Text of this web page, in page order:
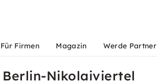
Für Firmen Magazin Werde Partner
Berlin-Nikolaiviertel